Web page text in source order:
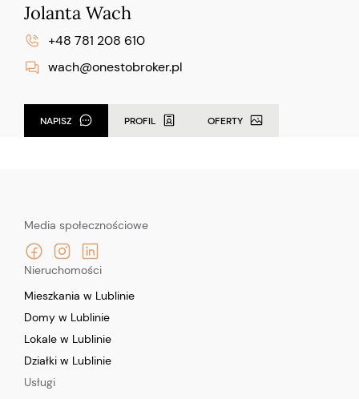
Jolanta Wach
+48 781 208 610
wach@onestobroker.pl
NAPISZ PROFIL OFERTY
Media społecznościowe
Nieruchomości
Mieszkania w Lublinie
Domy w Lublinie
Lokale w Lublinie
Działki w Lublinie
Usługi